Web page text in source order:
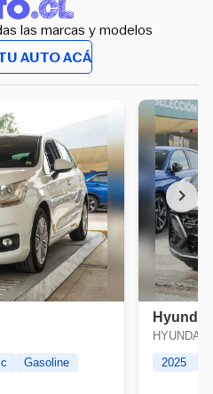
las marcas y modelos
AUTO ACÁ